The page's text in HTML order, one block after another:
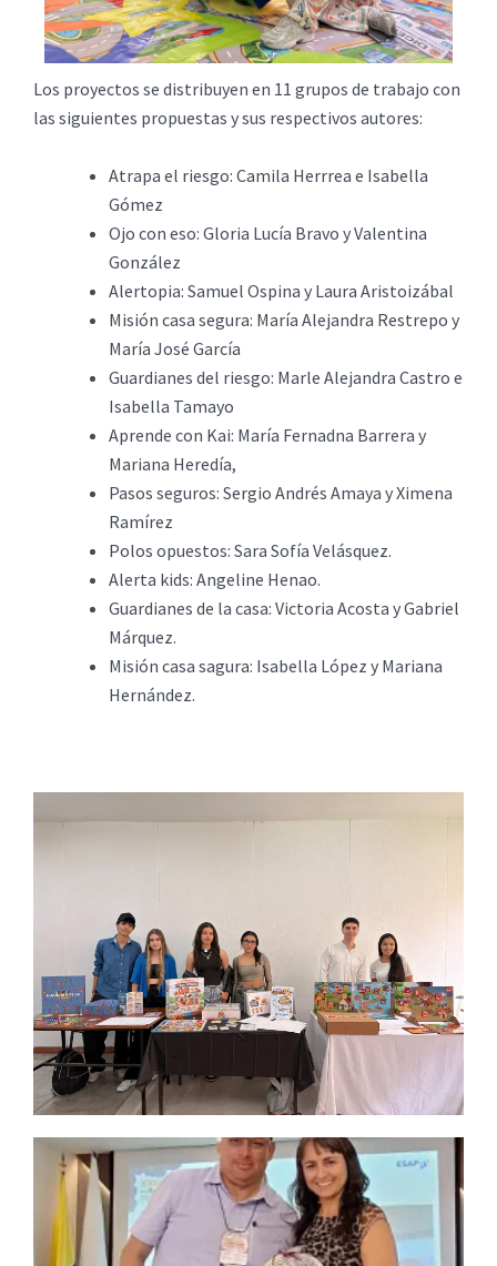
Los proyectos se distribuyen en 11 grupos de trabajo con
las siguientes propuestas y sus respectivos autores:
Atrapa el riesgo: Camila Herrrea e Isabella
Gómez
Ojo con eso: Gloria Lucía Bravo y Valentina
González
Alertopia: Samuel Ospina y Laura Aristoizábal
Misión casa segura: María Alejandra Restrepo y
María José García
Guardianes del riesgo: Marle Alejandra Castro e
Isabella Tamayo
Aprende con Kai: María Fernadna Barrera y
Mariana Heredía,
Pasos seguros: Sergio Andrés Amaya y Ximena
Ramírez
Polos opuestos: Sara Sofía Velásquez.
Alerta kids: Angeline Henao.
Guardianes de la casa: Victoria Acosta y Gabriel
Márquez.
Misión casa sagura: Isabella López y Mariana
Hernández.